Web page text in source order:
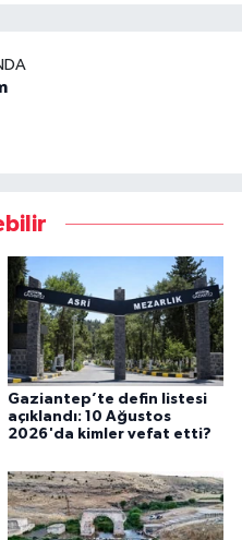
Gaziantep’te defin listesi
açıklandı: 10 Ağustos
2026'da kimler vefat etti?